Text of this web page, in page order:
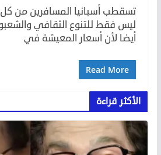
تسقطب أسبانيا المسافرين من
ليس فقط للتنوع الثقافي
أيضا لأن أسعار المعيشة في
Read More
الأكثر قراءة